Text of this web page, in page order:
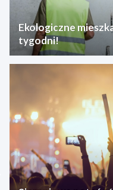
Ekologiczne
tygodni!